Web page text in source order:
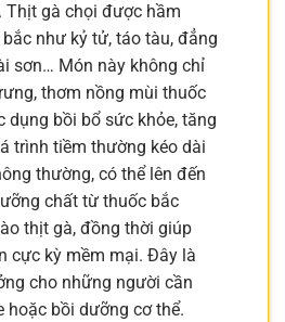
Thịt gà chọi được hầm
như kỷ tử, táo tàu, đẳng
sơn… Món này không chỉ
thơm nồng mùi thuốc
dụng bồi bổ sức khỏe, tăng
trình tiềm thường kéo dài
thường, có thể lên đến
chất từ thuốc bắc
thịt gà, đồng thời giúp
cực kỳ mềm mại. Đây là
cho những người cần
hoặc bồi dưỡng cơ thể.